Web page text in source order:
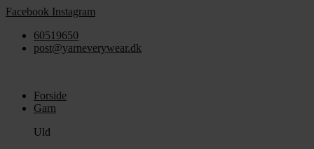
Videre
indhold
Facebook Instagram
60519650
post@yarneverywear.dk
Forside
Garn
Uld